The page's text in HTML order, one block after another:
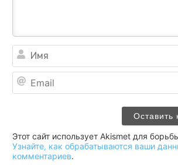
Этот сайт использует Akismet для
Узнайте, как обрабатываются ваши
комментариев.